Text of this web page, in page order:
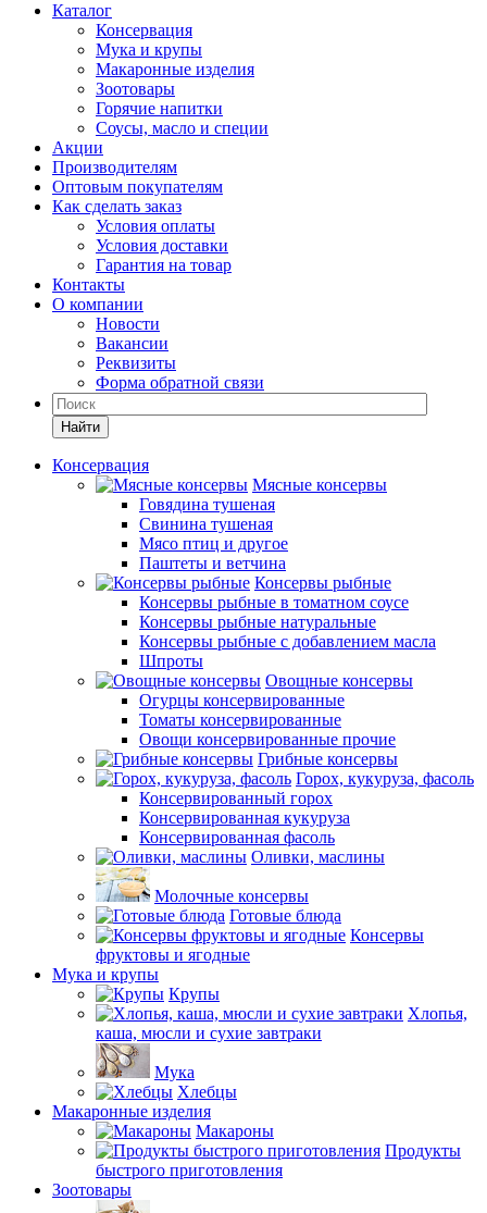
Каталог
Консервация
Мука и крупы
Макаронные изделия
Зоотовары
Горячие напитки
Соусы, масло и специи
Акции
Производителям
Оптовым покупателям
Как сделать заказ
Условия оплаты
Условия доставки
Гарантия на товар
Контакты
О компании
Новости
Вакансии
Реквизиты
Форма обратной связи
Найти
Консервация
Мясные консервы
Говядина тушеная
Свинина тушеная
Мясо птиц и другое
Паштеты и ветчина
Консервы рыбные
Консервы рыбные в томатном соусе
Консервы рыбные натуральные
Консервы рыбные с добавлением масла
Шпроты
Овощные консервы
Огурцы консервированные
Томаты консервированные
Овощи консервированные прочие
Грибные консервы
Горох, кукуруза, фасоль
Консервированный горох
Консервированная кукуруза
Консервированная фасоль
Оливки, маслины
Молочные консервы
Готовые блюда
Консервы
фруктовы и ягодные
Мука и крупы
Крупы
Хлопья,
каша, мюсли и сухие завтраки
Мука
Хлебцы
Макаронные изделия
Макароны
Продукты
быстрого приготовления
Зоотовары